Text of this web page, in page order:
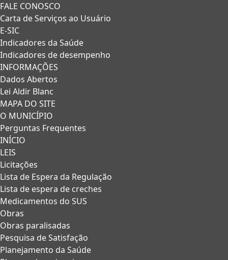
FALE CONOSCO
Carta de Serviços ao Usuário
E-SIC
Indicadores da Saúde
Indicadores de desempenho
INFORMAÇÕES
Dados Abertos
Lei Aldir Blanc
MAPA DO SITE
O MUNICÍPIO
Perguntas Frequentes
INÍCIO
LEIS
Licitações
Lista de Espera da Regulação
Lista de espera de creches
Medicamentos do SUS
Obras
Obras paralisadas
Pesquisa de Satisfação
Planejamento da Saúde